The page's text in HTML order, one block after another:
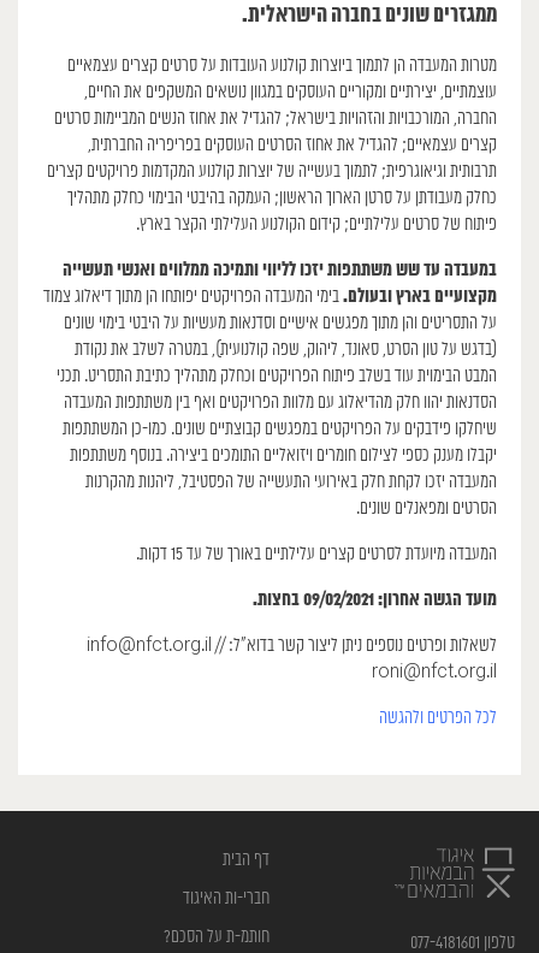
ממגזרים שונים בחברה הישראלית.
מטרות המעבדה הן לתמוך ביוצרות קולנוע העובדות על סרטים קצרים עצמאיים
עוצמתיים, יצירתיים ומקוריים העוסקים במגוון נושאים המשקפים את החיים,
החברה, המורכבויות והזהויות בישראל; להגדיל את אחוז הנשים המביימות סרטים
קצרים עצמאיים; להגדיל את אחוז הסרטים העוסקים בפריפריה החברתית,
תרבותית וגיאוגרפית; לתמוך בעשייה של יוצרות קולנוע המקדמות פרויקטים קצרים
כחלק מעבודתן על סרטן הארוך הראשון; העמקה בהיבטי הבימוי כחלק מתהליך
פיתוח של סרטים עלילתיים; קידום הקולנוע העלילתי הקצר בארץ.
במעבדה עד שש משתתפות יזכו לליווי ותמיכה ממלווים ואנשי תעשייה
מקצועיים בארץ ובעולם.בימי המעבדה הפרויקטים יפותחו הן מתוך דיאלוג צמוד
על התסריטים והן מתוך מפגשים אישיים וסדנאות מעשיות על היבטי בימוי שונים
(בדגש על טון הסרט, סאונד, ליהוק, שפה קולנועית), במטרה לשלב את נקודת
המבט הבימוית עוד בשלב פיתוח הפרויקטים וכחלק מתהליך כתיבת התסריט. תכני
הסדנאות יהוו חלק מהדיאלוג עם מלוות הפרויקטים ואף בין משתתפות המעבדה
שיחלקו פידבקים על הפרויקטים במפגשים קבוצתיים שונים. כמו-כן המשתתפות
יקבלו מענק כספי לצילום חומרים ויזואליים התומכים ביצירה. בנוסף משתתפות
המעבדה יזכו לקחת חלק באירועי התעשייה של הפסטיבל, ליהנות מהקרנות
הסרטים ומפאנלים שונים.
המעבדה מיועדת לסרטים קצרים עלילתיים באורך של עד 15 דקות.
מועד הגשה אחרון: 09/02/2021 בחצות.
לשאלות ופרטים נוספים ניתן ליצור קשר בדוא”ל: info@nfct.org.il //
roni@nfct.org.il
לכל הפרטים ולהגשה
טלפון 077-4181601
דף הבית
חברי-ות האיגוד
חותמ-ת על הסכם?